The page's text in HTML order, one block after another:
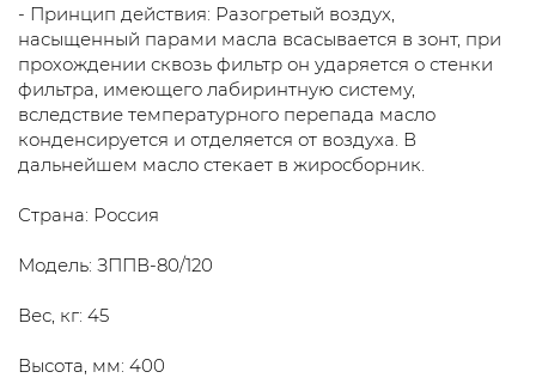
- Принцип действия: Разогретый воздух,
насыщенный парами масла всасывается в зонт, при
прохождении сквозь фильтр он ударяется о стенки
фильтра, имеющего лабиринтную систему,
вследствие температурного перепада масло
конденсируется и отделяется от воздуха. В
дальнейшем масло стекает в жиросборник.
Страна: Россия
Модель: ЗППВ-80/120
Вес, кг: 45
Высота, мм: 400